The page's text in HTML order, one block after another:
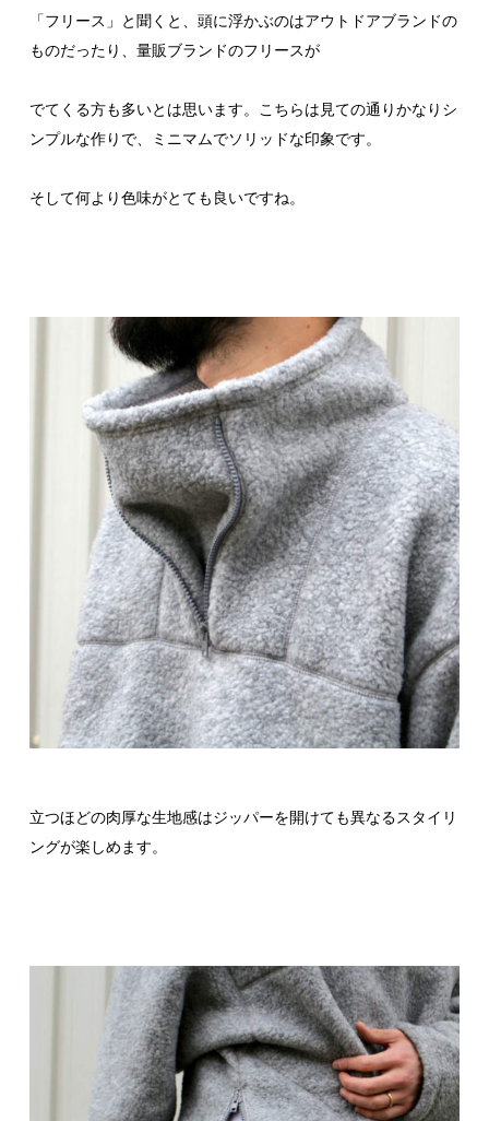
「フリース」と聞くと、頭に浮かぶのはアウトドアブランドの
ものだったり、量販ブランドのフリースが
でてくる方も多いとは思います。こちらは見ての通りかなりシ
ンプルな作りで、ミニマムでソリッドな印象です。
そして何より色味がとても良いですね。
立つほどの肉厚な生地感はジッパーを開けても異なるスタイリ
ングが楽しめます。